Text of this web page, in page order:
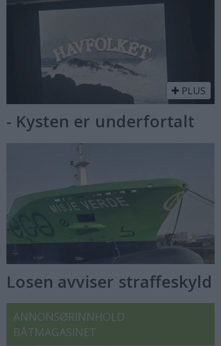
PLUS
- Kysten er underfortalt
Losen avviser straffeskyld
ANNONSØRINNHOLD
BÅTMAGASINET